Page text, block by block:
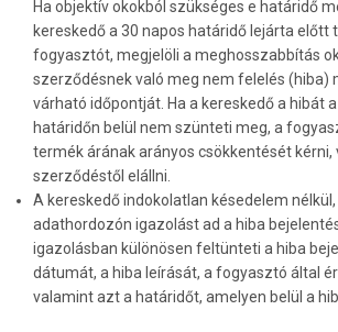
Ha objektív okokból szükséges e határidő
kereskedő a 30 napos határidő lejárta előtt
fogyasztót, megjelöli a meghosszabbítás
szerződésnek való meg nem felelés (hiba)
várható időpontját. Ha a kereskedő a hibát
határidőn belül nem szünteti meg, a
termék árának arányos csökkentését kérni,
szerződéstől elállni.
A kereskedő indokolatlan késedelem
adathordozón igazolást ad a hiba
igazolásban különösen feltünteti a hiba
dátumát, a hiba leírását, a fogyasztó által
valamint azt a határidőt, amelyen belül a